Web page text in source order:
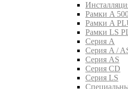
Рамки A
Рамки A
Рамки LS
Серия A
Серия A /
Серия AS
Серия CD
Серия LS